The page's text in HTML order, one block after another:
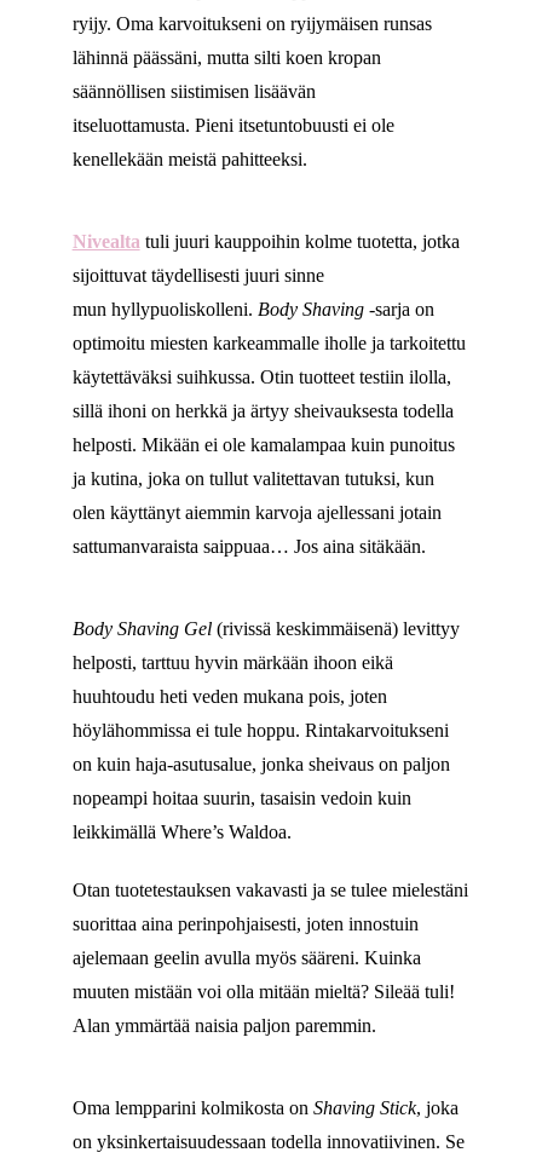
ryijy. Oma karvoitukseni on ryijymäisen runsas
lähinnä päässäni, mutta silti koen kropan
säännöllisen siistimisen lisäävän
itseluottamusta. Pieni itsetuntobuusti ei ole
kenellekään meistä pahitteeksi.
Nivealta tuli juuri kauppoihin kolme tuotetta, jotka
sijoittuvat täydellisesti juuri sinne
mun hyllypuoliskolleni. Body Shaving-sarja on
optimoitu miesten karkeammalle iholle ja tarkoitettu
käytettäväksi suihkussa. Otin tuotteet testiin ilolla,
sillä ihoni on herkkä ja ärtyy sheivauksesta todella
helposti. Mikään ei ole kamalampaa kuin punoitus
ja kutina, joka on tullut valitettavan tutuksi, kun
olen käyttänyt aiemmin karvoja ajellessani jotain
sattumanvaraista saippuaa… Jos aina sitäkään.
Body Shaving Gel(rivissä keskimmäisenä) levittyy
helposti, tarttuu hyvin märkään ihoon eikä
huuhtoudu heti veden mukana pois, joten
höylähommissa ei tule hoppu. Rintakarvoitukseni
on kuin haja-asutusalue, jonka sheivaus on paljon
nopeampi hoitaa suurin, tasaisin vedoin kuin
leikkimällä Where’s Waldoa.
Otan tuotetestauksen vakavasti ja se tulee mielestäni
suorittaa aina perinpohjaisesti, joten innostuin
ajelemaan geelin avulla myös sääreni. Kuinka
muuten mistään voi olla mitään mieltä? Sileää tuli!
Alan ymmärtää naisia paljon paremmin.
Oma lempparini kolmikosta on Shaving Stick, joka
on yksinkertaisuudessaan todella innovatiivinen. Se